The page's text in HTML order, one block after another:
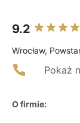
9.2
Wrocław,
Pokaż
O firmie: